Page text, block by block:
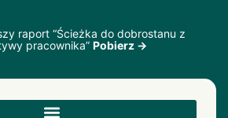
raport “Ścieżka do dobrostanu z
pracownika” Pobierz →